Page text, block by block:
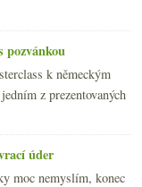
pozvánkou
k německým
z prezentovaných
úder
moc nemyslím, konec